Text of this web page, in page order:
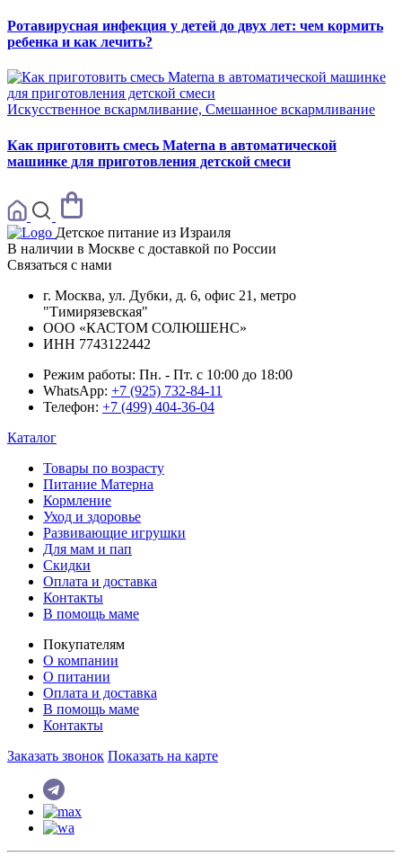
Ротавирусная инфекция у детей до двух лет: чем кормить
ребенка и как лечить?
Искусственное вскармливание, Смешанное вскармливание
Как приготовить смесь Materna в автоматической
машинке для приготовления детской смеси
Детское питание из Израиля
В наличии в Москве с доставкой по России
Связаться с нами
г. Москва, ул. Дубки, д. 6, офис 21, метро
"Тимирязевская"
ООО «КАСТОМ СОЛЮШЕНС»
ИНН 7743122442
Режим работы: Пн. - Пт. с 10:00 до 18:00
WhatsApp: +7 (925) 732-84-11
Телефон: +7 (499) 404-36-04
Каталог
Товары по возрасту
Питание Матерна
Кормление
Уход и здоровье
Развивающие игрушки
Для мам и пап
Скидки
Оплата и доставка
Контакты
В помощь маме
Покупателям
О компании
О питании
Оплата и доставка
В помощь маме
Контакты
Заказать звонок Показать на карте